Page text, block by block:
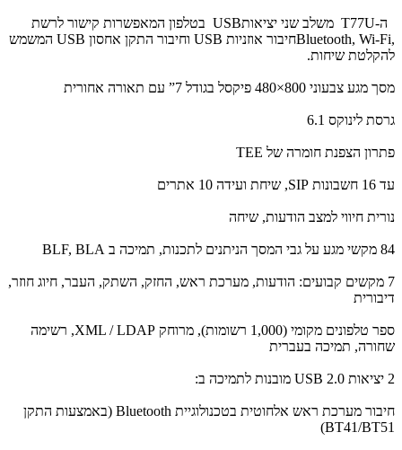
ה-T77U משלב שני יציאותUSB בטלפון המאפשרות קישור לרשת
,Bluetooth, Wi-Fiחיבור אוזניות USB וחיבור התקן אחסון USB המשמש
להקלטת שיחות.
מסך מגע צבעוני 800×480 פיקסל בגודל 7” עם תאורה אחורית
גרסת לינוקס 6.1
פתרון הצפנת חומרה של TEE
עד 16 חשבונות SIP, שיחת ועידה 10 אתרים
נורית חיווי למצב הודעות, שיחה
84 מקשי מגע על גבי המסך הניתנים לתכנות, תמיכה ב BLF, BLA
7 מקשים קבועים: הודעות, מערכת ראש, החזק, השתק, העבר, חיוג חוזר,
דיבורית
ספר טלפונים מקומי (1,000 רשומות), מרוחק XML / LDAP, רשימה
שחורה, תמיכה בעברית
2 יציאות USB 2.0 מובנות לתמיכה ב:
חיבור מערכת ראש אלחוטית בטכנולוגיית Bluetooth (באמצעות התקן
BT41/BT51)